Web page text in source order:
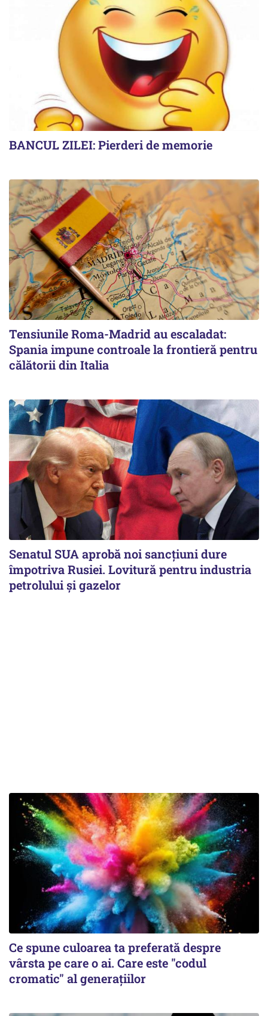
BANCUL ZILEI: Pierderi de memorie
Tensiunile Roma-Madrid au escaladat:
Spania impune controale la frontieră pentru
călătorii din Italia
Senatul SUA aprobă noi sancțiuni dure
împotriva Rusiei. Lovitură pentru industria
petrolului și gazelor
Ce spune culoarea ta preferată despre
vârsta pe care o ai. Care este "codul
cromatic" al generațiilor